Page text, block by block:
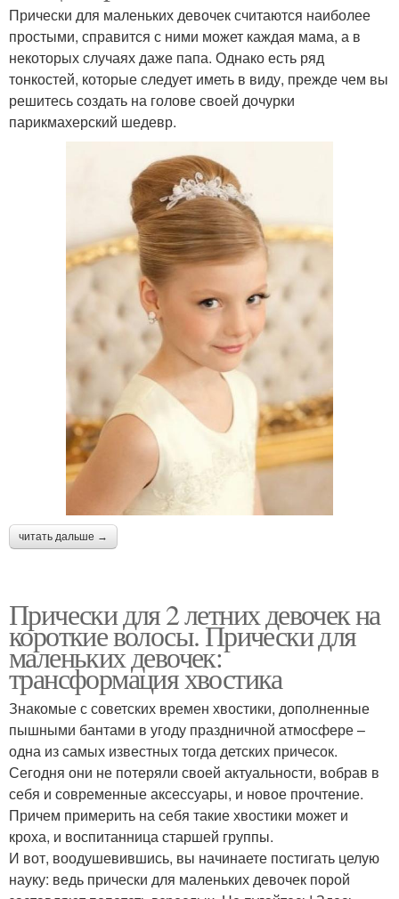
Прически для маленьких девочек считаются наиболее
простыми, справится с ними может каждая мама, а в
некоторых случаях даже папа. Однако есть ряд
тонкостей, которые следует иметь в виду, прежде чем вы
решитесь создать на голове своей дочурки
парикмахерский шедевр.
читать дальше →
Прически для 2 летних девочек на
короткие волосы. Прически для
маленьких девочек:
трансформация хвостика
Знакомые с советских времен хвостики, дополненные
пышными бантами в угоду праздничной атмосфере –
одна из самых известных тогда детских причесок.
Сегодня они не потеряли своей актуальности, вобрав в
себя и современные аксессуары, и новое прочтение.
Причем примерить на себя такие хвостики может и
кроха, и воспитанница старшей группы.
И вот, воодушевившись, вы начинаете постигать целую
науку: ведь прически для маленьких девочек порой